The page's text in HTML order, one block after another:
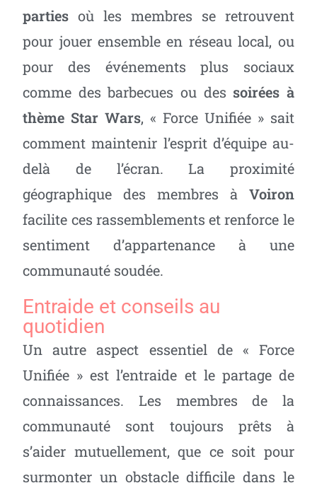
parties où les membres se retrouvent
pour jouer ensemble en réseau local, ou
pour des événements plus sociaux
comme des barbecues ou des soirées à
thème Star Wars, « Force Unifiée » sait
comment maintenir l’esprit d’équipe au-
delà de l’écran. La proximité
géographique des membres à Voiron
facilite ces rassemblements et renforce le
sentiment d’appartenance à une
communauté soudée.
Entraide et conseils au
quotidien
Un autre aspect essentiel de « Force
Unifiée » est l’entraide et le partage de
connaissances. Les membres de la
communauté sont toujours prêts à
s’aider mutuellement, que ce soit pour
surmonter un obstacle difficile dans le